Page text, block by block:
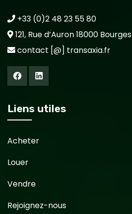
+33 (0)2 48 23 55 80
121, Rue d’Auron 18000 Bourges
contact [@] transaxia.fr
Liens utiles
Acheter
Louer
Vendre
Rejoignez-nous